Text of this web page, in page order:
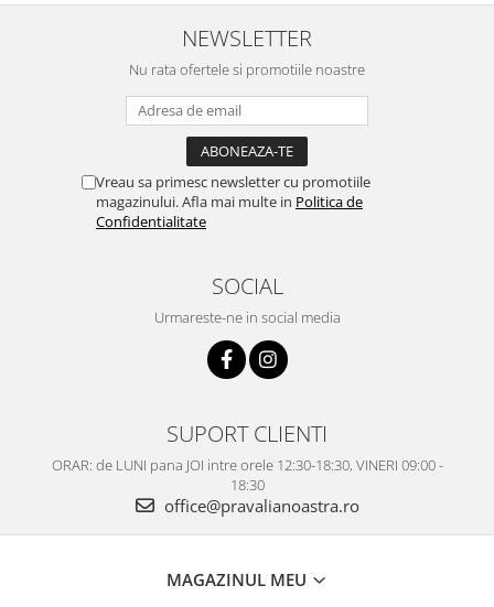
NEWSLETTER
Nu rata ofertele si promotiile noastre
Vreau sa primesc newsletter cu promotiile
magazinului. Afla mai multe in Politica de
Confidentialitate
SOCIAL
Urmareste-ne in social media
SUPORT CLIENTI
ORAR: de LUNI pana JOI intre orele 12:30-18:30, VINERI 09:00 -
18:30
office@pravalianoastra.ro
MAGAZINUL MEU